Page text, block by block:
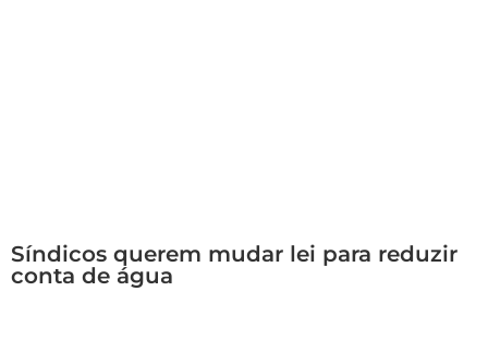
Síndicos querem mudar lei para reduzir
conta de água